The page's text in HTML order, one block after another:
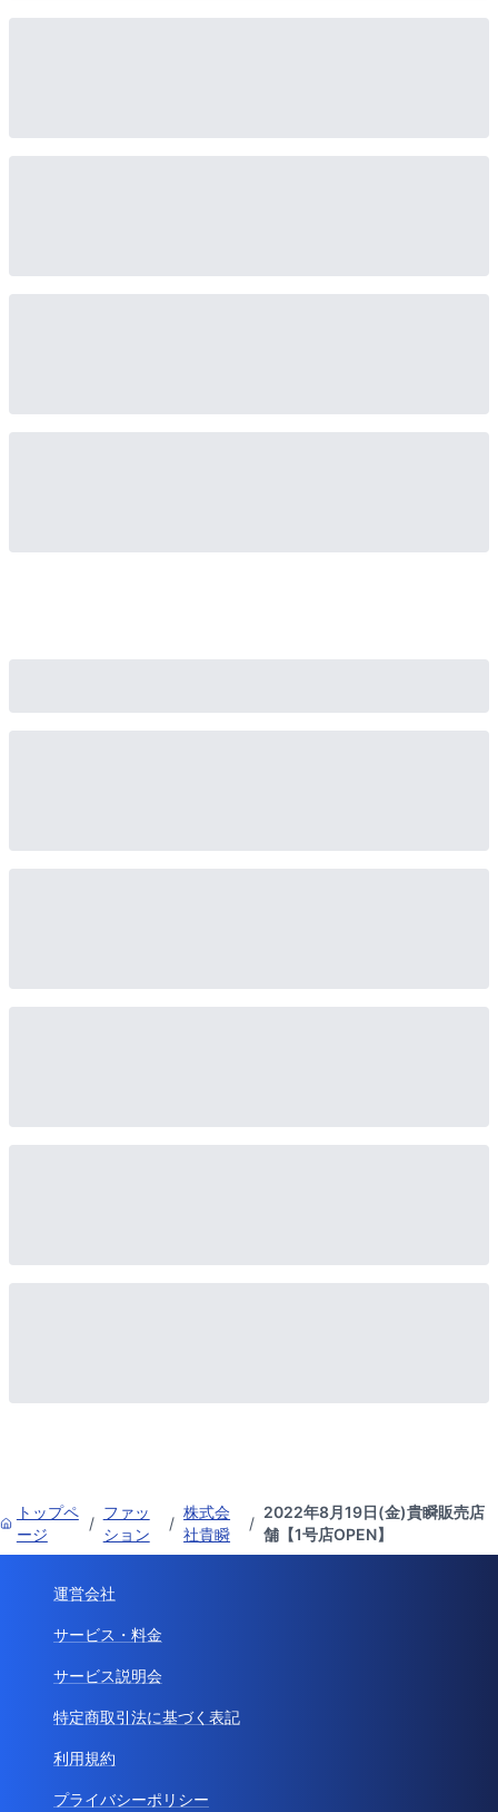
トップペ
ージ
/
ファッ
ション
/
株式会
社貴瞬
/
2022年8月19日(金)貴瞬販売店
舗【1号店OPEN】
運営会社
サービス・料金
サービス説明会
特定商取引法に基づく表記
利用規約
プライバシーポリシー